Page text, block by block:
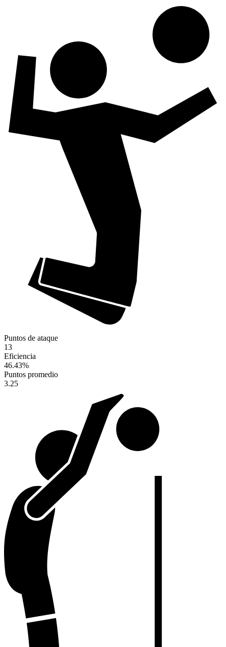
Puntos de ataque
13
Eficiencia
46.43%
Puntos promedio
3.25